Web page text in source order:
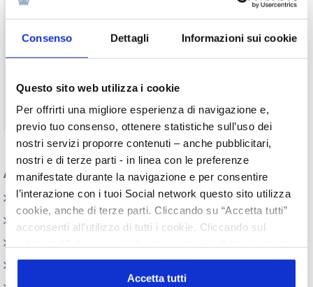
Consenso Dettagli Informazioni sui cookie
Questo sito web utilizza i cookie
Per offrirti una migliore esperienza di navigazione e,
previo tuo consenso, ottenere statistiche sull’uso dei
nostri servizi proporre contenuti – anche pubblicitari,
nostri e di terze parti - in linea con le preferenze
manifestate durante la navigazione e per consentire
l’interazione con i tuoi Social network questo sito utilizza
cookie, anche di terze parti. Cliccando su “Accetta tutti”
acconsenti all’utilizzo di tutti i cookie. Cliccando sul
o profilazione viene utilizzato. Cliccando su
“Personalizza le scelte” è possibile esprimere la propria
Accetta tutti
Ricordami
Non ti sei ancora registrato?Registrati
Appuntamenti
Elenco Completo